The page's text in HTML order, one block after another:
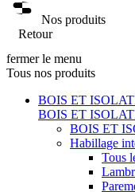
Nos produits
Retour
fermer le menu
Tous nos produits
BOIS ET
BOIS ET
BOIS ET
Habillage
Tous